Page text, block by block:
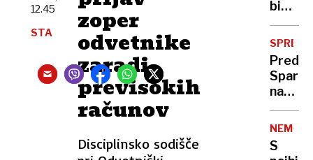
zoper
odvetnike
zaradi
previsokih
računov
Disciplinsko sodišče
12.45
STA
bi
kar
Pred
na
Viču
nov
režim:
S